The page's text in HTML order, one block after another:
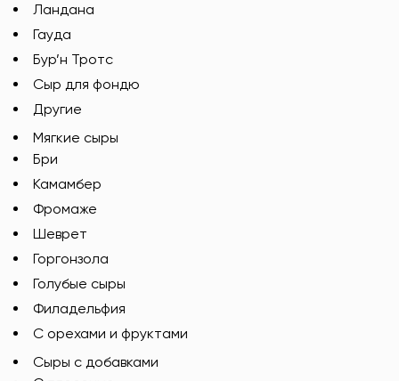
Ландана
Гауда
Бур’н Тротс
Сыр для фондю
Другие
Мягкие сыры
Бри
Камамбер
Фромаже
Шеврет
Горгонзола
Голубые сыры
Филадельфия
С орехами и фруктами
Сыры с добавками